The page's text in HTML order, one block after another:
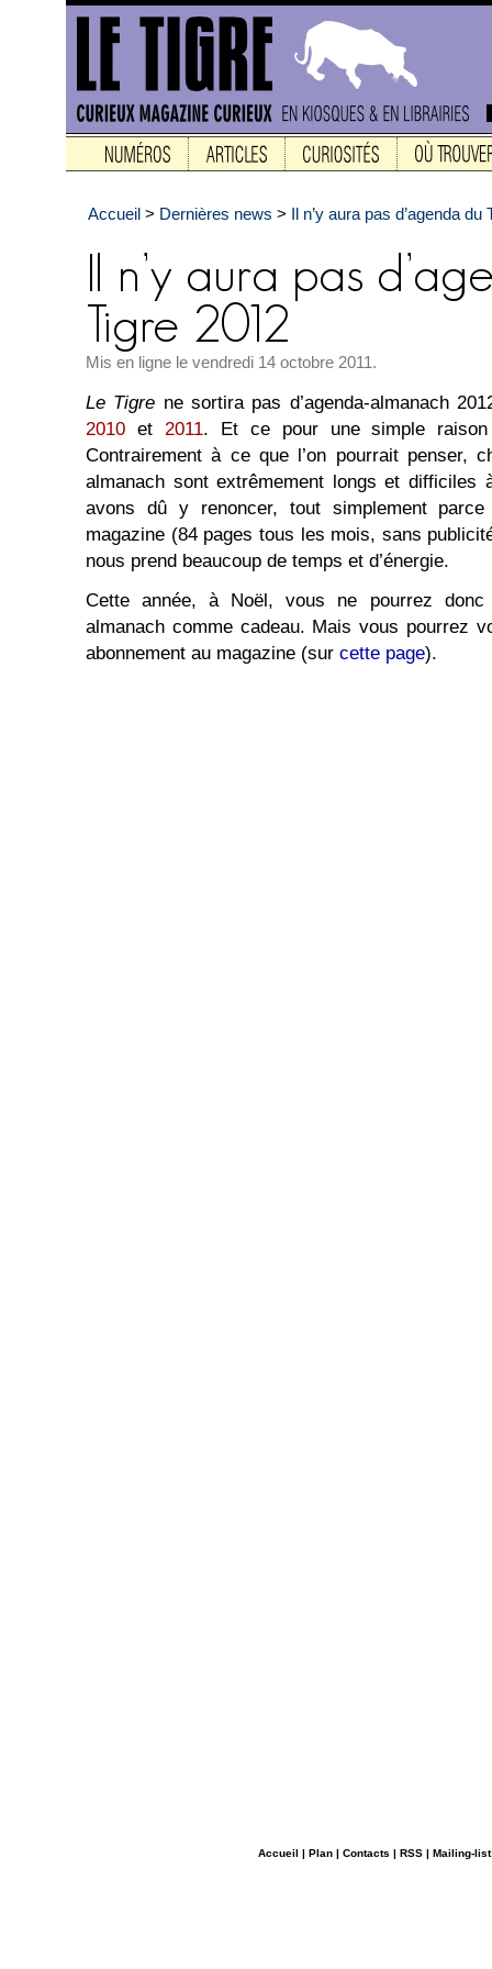
Accueil > Dernières news > Il n’y aura pas d’agenda du
Mis en ligne le vendredi 14 octobre 2011.
Le Tigre ne sortira pas d’agenda-almanach
2010 et 2011. Et ce pour une simple
Contrairement à ce que l’on pourrait penser,
almanach sont extrêmement longs et difficiles
avons dû y renoncer, tout simplement
magazine (84 pages tous les mois, sans
nous prend beaucoup de temps et d’énergie.
Cette année, à Noël, vous ne pourrez
almanach comme cadeau. Mais vous pourrez
abonnement au magazine (sur cette page).
Accueil | Plan | Contacts | RSS | Mailing-list